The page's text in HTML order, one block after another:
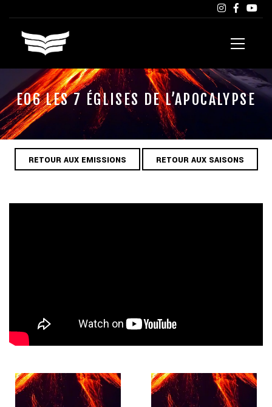
E06 LES 7 ÉGLISES DE L’APOCALYPSE
RETOUR AUX EMISSIONS RETOUR AUX SAISONS